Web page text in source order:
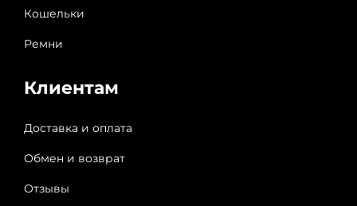
Кошельки
Ремни
Клиентам
Доставка и оплата
Обмен и возврат
Отзывы